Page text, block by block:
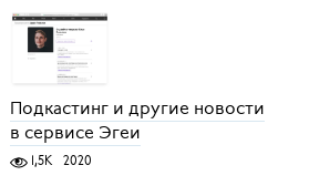
Подкастинг и другие новости
в сервисе Эгеи
1,5K 2020